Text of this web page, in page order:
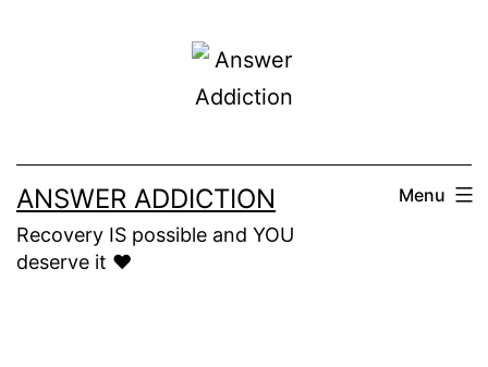
ANSWER ADDICTION
Recovery IS possible and YOU
deserve it ❤️
Menu